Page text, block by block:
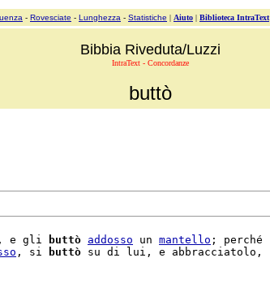
- Rovesciate - Lunghezza - Statistiche | Aiuto | Biblioteca IntraText
Bibbia Riveduta/Luzzi
IntraText - Concordanze
buttò
, e gli buttò addosso un mantello ; perché
, si buttò